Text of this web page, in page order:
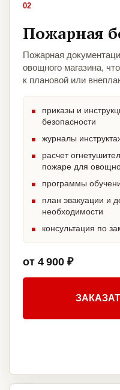
02
Пожарная
Пожарная
овощного магазина,
к плановой или
приказы и
безопасности
журналы
расчет
пожаре для
программы
план эвакуации и
необходимости
консультация по
от 4 900 ₽